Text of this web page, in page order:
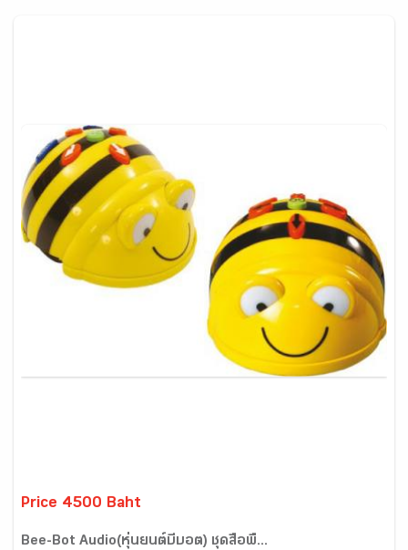
Price 4500 Baht
Bee-Bot Audio(หุ่นยนต์บีบอต) ชุดสื่อพื้...